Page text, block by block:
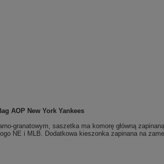
AOP New York Yankees
granatowym, saszetka ma komorę główną
NE i MLB. Dodatkowa kieszonka zapinana na